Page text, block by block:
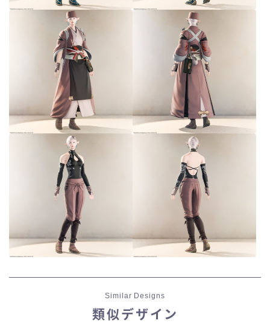
Similar Designs
類似デザイン